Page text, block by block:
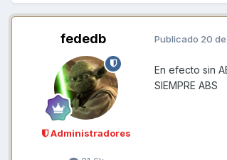
fededb
Administradores
Publicado 20
En efecto sin
SIEMPRE ABS